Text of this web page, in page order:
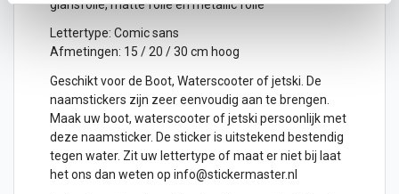
glansfolie, matte folie en metallic folie
Lettertype: Comic sans
Afmetingen: 15 / 20 / 30 cm hoog
Geschikt voor de Boot, Waterscooter of jetski. De
naamstickers zijn zeer eenvoudig aan te brengen.
Maak uw boot, waterscooter of jetski persoonlijk met
deze naamsticker. De stickeris uitstekend bestendig
tegen water. Zit uw lettertype of maat er niet bij laat
het ons dan weten op info@stickermaster.nl